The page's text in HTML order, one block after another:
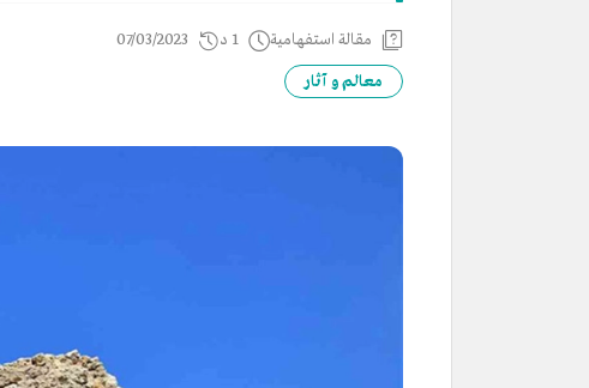
مقالة استفهامية 1 د 07/03/2023
معالم و آثار